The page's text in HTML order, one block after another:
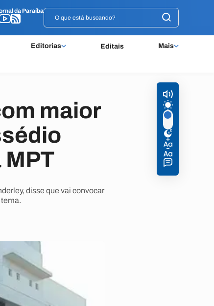
da Paraíba
Editorias Editais Mais
da Paraíba
maior
disse que vai convocar